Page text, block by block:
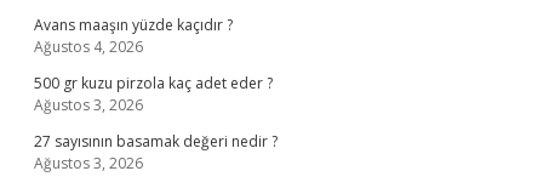
Avans maaşın yüzde kaçıdır ?
Ağustos 4, 2026
500 gr kuzu pirzola kaç adet eder ?
Ağustos 3, 2026
27 sayısının basamak değeri nedir ?
Ağustos 3, 2026